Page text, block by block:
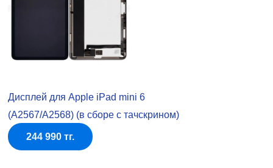
Дисплей для Apple iPad mini 6
(A2567/A2568) (в сборе с тачскрином)
244 990 тг.